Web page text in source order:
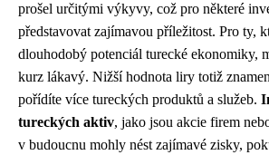
prošel určitými výkyvy, což pro některé
představovat zajímavou příležitost. Pro ty,
dlouhodobý potenciál turecké ekonomiky,
kurz lákavý. Nižší hodnota liry totiž
pořídíte více tureckých produktů a služeb.
tureckých aktiv, jako jsou akcie firem
v budoucnu mohly nést zajímavé zisky,